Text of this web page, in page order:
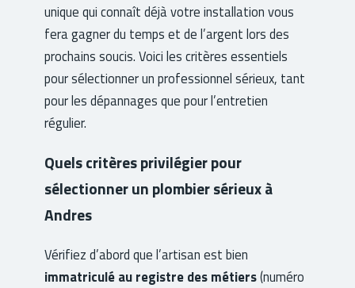
unique qui connaît déjà votre installation vous
fera gagner du temps et de l’argent lors des
prochains soucis. Voici les critères essentiels
pour sélectionner un professionnel sérieux, tant
pour les dépannages que pour l’entretien
régulier.
Quels critères privilégier pour
sélectionner un plombier sérieux à
Andres
Vérifiez d’abord que l’artisan est bien
immatriculé au registre des métiers(numéro